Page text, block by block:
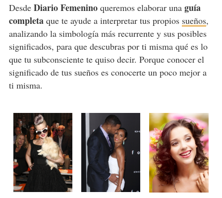
Desde Diario Femeninoqueremos elaborar una guía
completaque te ayude a interpretar tus propios sueños,
analizando la simbología más recurrente y sus posibles
significados, para que descubras por ti misma qué es lo
que tu subconsciente te quiso decir. Porque conocer el
significado de tus sueños es conocerte un poco mejor a
ti misma.